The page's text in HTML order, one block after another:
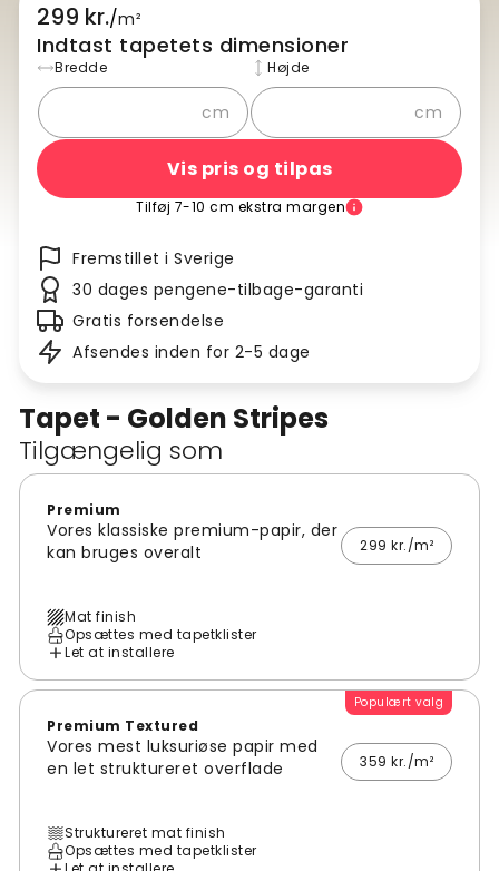
Tapet - Golden Stripes
Tilgængelig som
Premium
Vores klassiske premium-papir, der
kan bruges overalt
299 kr./m²
Mat finish
Opsættes med tapetklister
Let at installere
Populært valg
Premium Textured
Vores mest luksuriøse papir med
en let struktureret overflade
359 kr./m²
Struktureret mat finish
Opsættes med tapetklister
299 kr./m²
Indtast tapetets dimensioner
Bredde
cm
Højde
cm
Vis pris og tilpas
Tilføj 7-10 cm ekstra margen
Fremstillet i Sverige
30 dages pengene-tilbage-garanti
Gratis forsendelse
Afsendes inden for 2-5 dage